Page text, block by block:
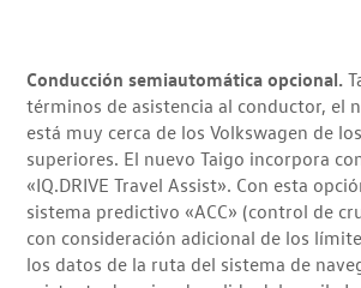
Conducción semiautomática opcional.
términos de asistencia al conductor, el
está muy cerca de los Volkswagen de
superiores. El nuevo Taigo incorpora
«IQ.DRIVE Travel Assist». Con esta
sistema predictivo «ACC» (control de
con consideración adicional de los
los datos de la ruta del sistema de